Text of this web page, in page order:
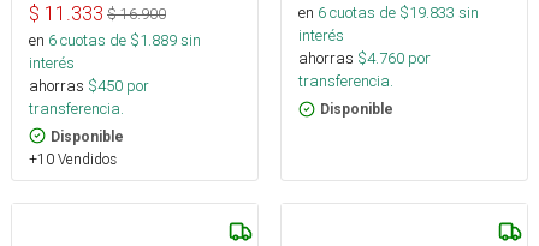
$ 11.333 $16.900
en 6cuotas de $1.889sin
interés
ahorras $450 por
transferencia.
Disponible
+10 Vendidos
en 6cuotas de $19.833 sin
interés
ahorras $4.760 por
transferencia.
Disponible